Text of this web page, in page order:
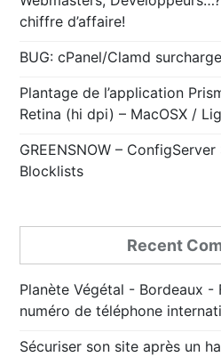
chiffre d’affaire!
BUG: cPanel/Clamd
Plantage de l’application
Retina (hi dpi) – MacOSX /
GREENSNOW –
Blocklists
Recent
Planète Végétal - Bordeaux -
numéro de téléphone
Sécuriser son site après un